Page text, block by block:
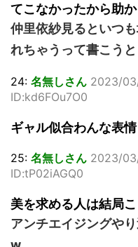
てこなかったから助
仲里依紗見るといつ
れちゃうって書こう
24: 名無しさん 2023/
ID:kd6FOu7O0
ギャル似合わんな表
25: 名無しさん 2023/
ID:tP02iAGQ0
美を求める人は結局こ
アンチエイジングや